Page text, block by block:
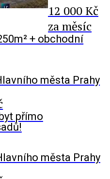
12 000 Kč
za měsíc
+ obchodní
města Prahy
přímo
města Prahy